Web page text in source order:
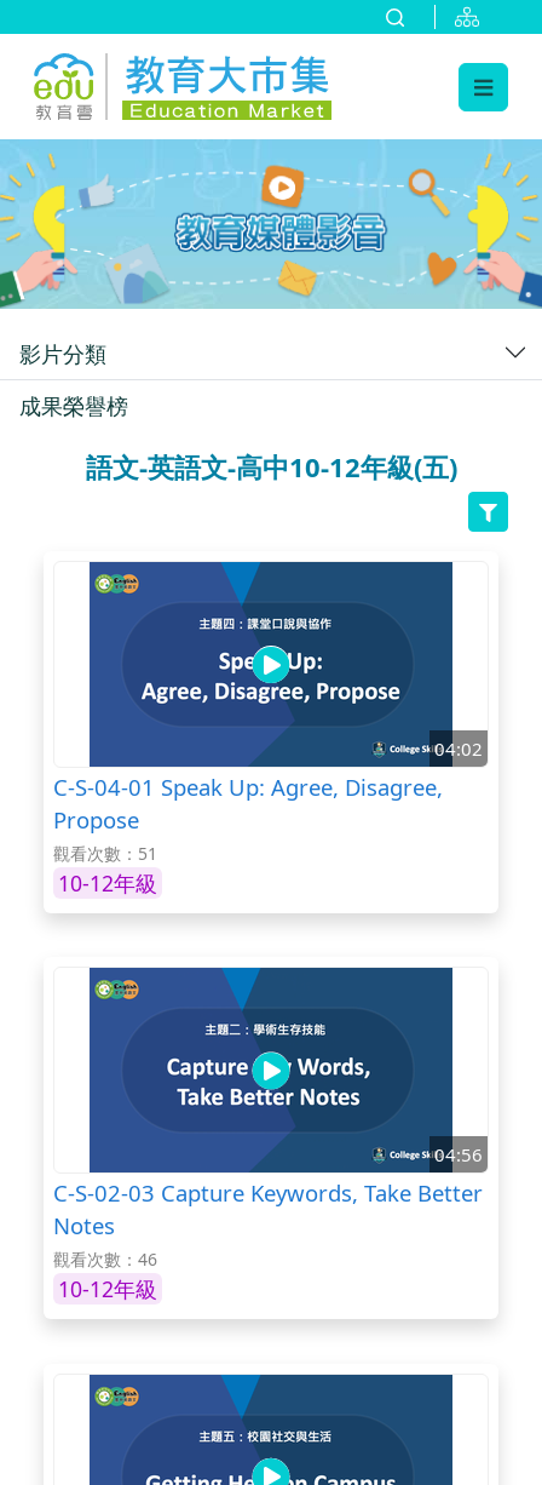
:::
影片分類
成果榮譽榜
語文-英語文-高中10-12年級(五)
04:02
C-S-04-01 Speak Up: Agree, Disagree,
Propose
觀看次數：51
10-12年級
04:56
C-S-02-03 Capture Keywords, Take Better
Notes
觀看次數：46
10-12年級